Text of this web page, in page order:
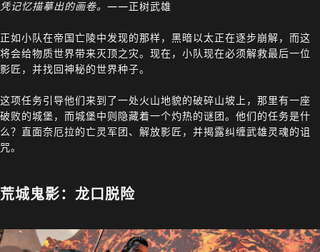
凭记忆描摹出的画卷。 ——正树武雄
正如小队在帝国亡陵中发现的那样，黑暗以太正在逐步崩解，而这
将会给物质世界带来灭顶之灾。现在，小队现在必须解救最后一位
影匠，并找回神秘的世界种子。
这项任务引导他们来到了一处火山地貌的破碎山坡上，那里有一座
破败的城堡，而城堡中则隐藏着一个灼热的谜团。他们的任务是什
么？直面奈厄拉的亡灵军团、解放影匠，并揭露纠缠武雄灵魂的诅
咒。
荒城鬼影：龙口脱险